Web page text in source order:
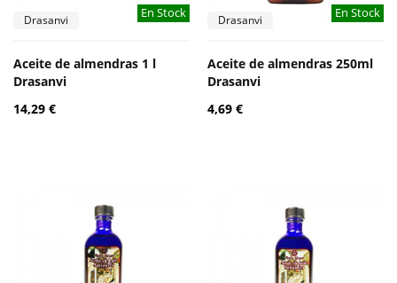
En Stock
Drasanvi
Aceite de almendras 1 l
Drasanvi
14,29 €
En Stock
Drasanvi
Aceite de almendras 250ml
Drasanvi
4,69 €